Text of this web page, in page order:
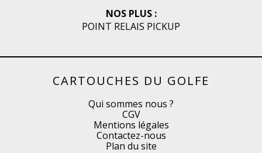
NOS PLUS :
POINT RELAIS PICKUP
CARTOUCHES DU GOLFE
Qui sommes nous ?
CGV
Mentions légales
Contactez-nous
Plan du site